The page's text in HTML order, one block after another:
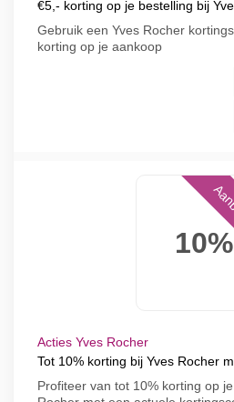
€5,- korting op je bestelling bij
Gebruik een Yves Rocher
korting op je aankoop
10%
Acties Yves Rocher
Tot 10% korting bij Yves Rocher
Profiteer van tot 10% korting op